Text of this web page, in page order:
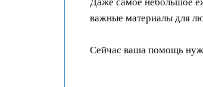
важные материалы для
Сейчас ваша помощь